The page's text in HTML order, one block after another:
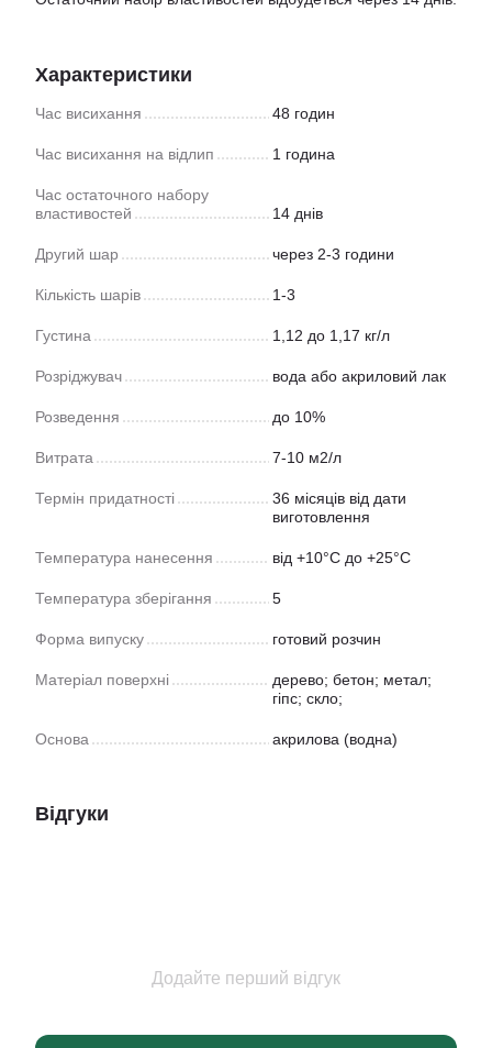
Характеристики
Час висихання 48 годин
Час висихання на відлип 1 година
Час остаточного набору
властивостей
14 днів
Другий шар через 2-3 години
Кількість шарів 1-3
Густина 1,12 до 1,17 кг/л
Розріджувач вода або акриловий лак
Розведення до 10%
Витрата 7-10 м2/л
Термін придатності
36 місяців від дати
виготовлення
Температура нанесення від +10°С до +25°С
Температура зберігання 5
Форма випуску готовий розчин
Матеріал поверхні
дерево; бетон; метал;
гіпс; скло;
Основа акрилова (водна)
Відгуки
Додайте перший відгук